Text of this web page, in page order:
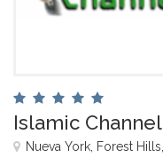
Islamic Channel
Nueva York, Forest Hills,